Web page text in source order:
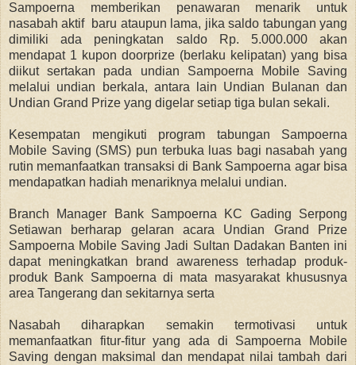
Sampoerna memberikan penawaran menarik untuk
nasabahaktif baru ataupun lama, jika saldo tabungan yang
dimiliki ada peningkatan saldo Rp. 5.000.000 akan
mendapat 1 kupon doorprize (berlaku kelipatan) yang bisa
diikut sertakan pada undian Sampoerna Mobile Saving
melalui undian berkala, antara lain Undian Bulanan dan
Undian Grand Prize yang digelar setiap tiga bulan sekali.
Kesempatan mengikuti program tabungan Sampoerna
Mobile Saving (SMS) pun terbuka luas bagi nasabah yang
rutin memanfaatkan transaksi di Bank Sampoerna agar bisa
mendapatkan hadiah menariknya melalui undian.
Branch Manager Bank Sampoerna KC Gading Serpong
Setiawan berharap gelaran acara Undian Grand Prize
Sampoerna Mobile Saving Jadi Sultan Dadakan Banten ini
dapat meningkatkan brand awareness terhadap produk-
produk Bank Sampoerna di mata masyarakat khususnya
area Tangerang dan sekitarnya serta
Nasabah diharapkan semakin termotivasi untuk
memanfaatkan fitur-fitur yang ada di Sampoerna Mobile
Saving dengan maksimal dan mendapat nilai tambah dari